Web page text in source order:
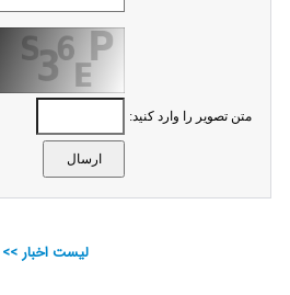
متن تصویر را وارد کنید:
لیست اخبار >>